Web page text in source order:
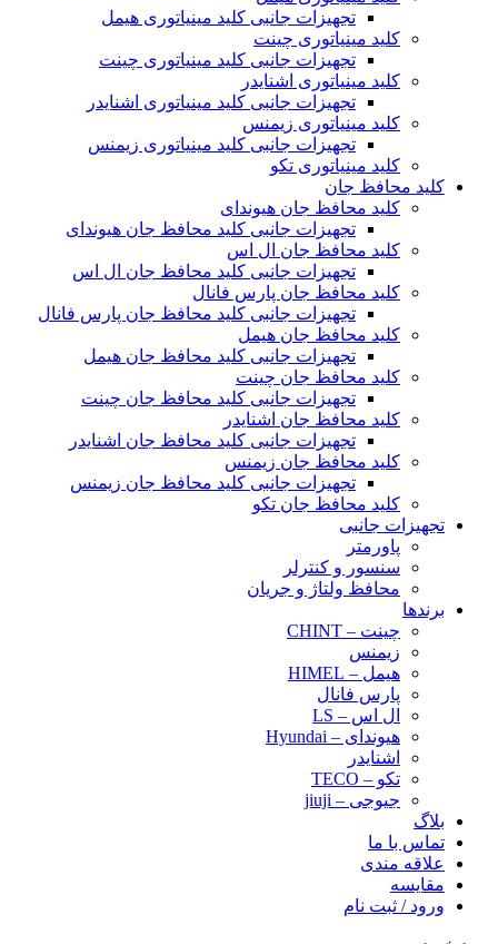
تجهیزات جانبی کلید مینیاتوری هیمل
کلید مینیاتوری چینت
تجهیزات جانبی کلید مینیاتوری چینت
کلید مینیاتوری اشنایدر
تجهیزات جانبی کلید مینیاتوری اشنایدر
کلید مینیاتوری زیمنس
تجهیزات جانبی کلید مینیاتوری زیمنس
کلید مینیاتوری تکو
کلید محافظ جان
کلید محافظ جان هیوندای
تجهیزات جانبی کلید محافظ جان هیوندای
کلید محافظ جان ال اس
تجهیزات جانبی کلید محافظ جان ال اس
کلید محافظ جان پارس فانال
تجهیزات جانبی کلید محافظ جان پارس فانال
کلید محافظ جان هیمل
تجهیزات جانبی کلید محافظ جان هیمل
کلید محافظ جان چینت
تجهیزات جانبی کلید محافظ جان چینت
کلید محافظ جان اشنایدر
تجهیزات جانبی کلید محافظ جان اشنایدر
کلید محافظ جان زیمنس
تجهیزات جانبی کلید محافظ جان زیمنس
کلید محافظ جان تکو
تجهیزات جانبی
پاورمتر
سنسور و کنترلر
محافظ ولتاژ و‌ جریان
برندها
چینت – CHINT
زیمنس
هیمل – HIMEL
پارس فانال
ال اس – LS
هیوندای – Hyundai
اشنایدر
تکو – TECO
جیوجی – jiuji
بلاگ
تماس با ما
علاقه مندی
مقایسه
ورود / ثبت نام